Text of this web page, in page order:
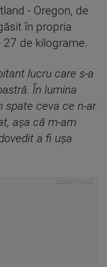
- Oregon, de
în propria
27 de kilograme.
lucru care s-a
În lumina
spate ceva ce n-ar
așa că m-am
a fi ușa